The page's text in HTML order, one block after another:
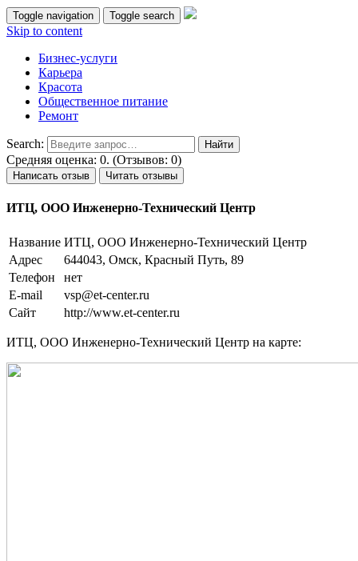
Toggle navigation Toggle search
Skip to content
Бизнес-услуги
Карьера
Красота
Общественное питание
Ремонт
Search:
Средняя оценка: 0. (Отзывов: 0)
Написать отзыв Читать отзывы
ИТЦ, ООО Инженерно-Технический Центр
Название ИТЦ, ООО Инженерно-Технический Центр
Адрес
644043, Омск, Красный Путь, 89
Телефон
нет
E-mail
vsp@et-center.ru
Сайт
http://www.et-center.ru
ИТЦ, ООО Инженерно-Технический Центр на карте: